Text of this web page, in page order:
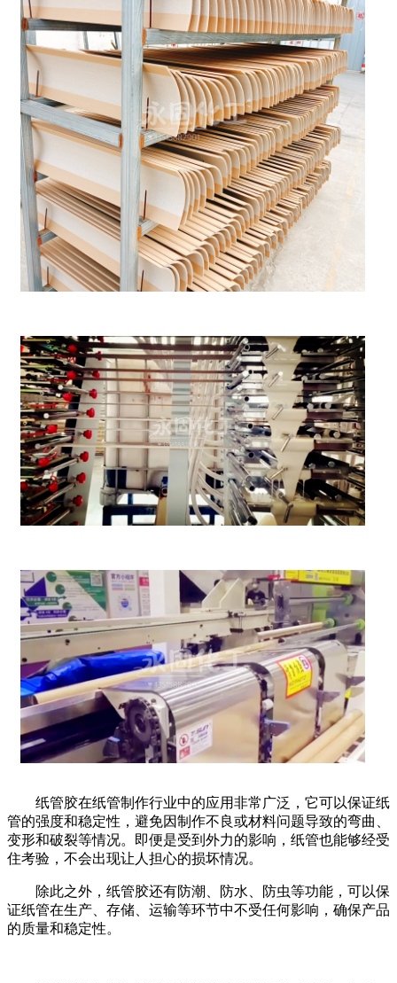
纸管胶在纸管制作行业中的应用非常广泛，它可以保证纸
管的强度和稳定性，避免因制作不良或材料问题导致的弯曲、
变形和破裂等情况。即便是受到外力的影响，纸管也能够经受
住考验，不会出现让人担心的损坏情况。
除此之外，纸管胶还有防潮、防水、防虫等功能，可以保
证纸管在生产、存储、运输等环节中不受任何影响，确保产品
的质量和稳定性。